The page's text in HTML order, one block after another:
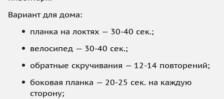
Вариант для дома:
планка на локтях — 30-40 сек.;
велосипед — 30-40 сек.;
обратные скручивания — 12-14 повторений;
боковая планка — 20-25 сек. на каждую
сторону;